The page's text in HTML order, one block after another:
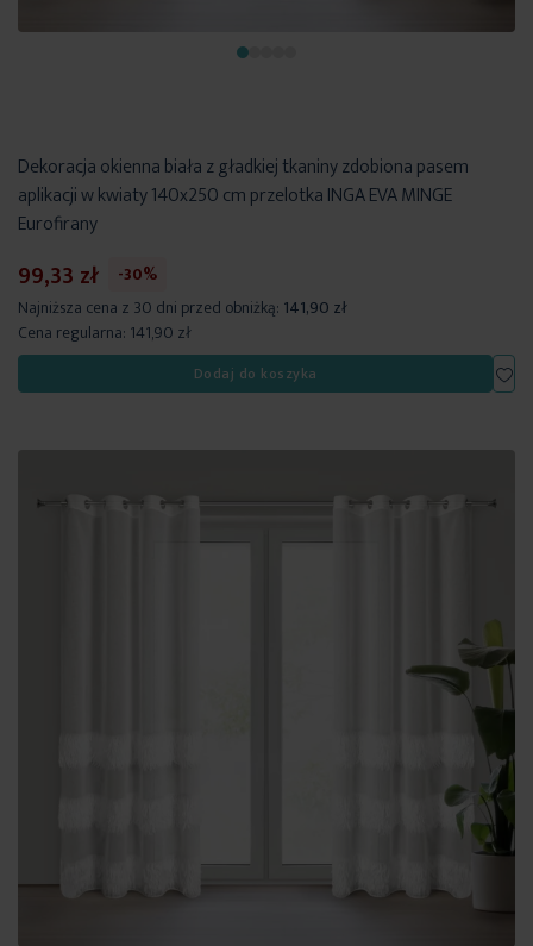
Dekoracja okienna biała z gładkiej tkaniny zdobiona pasem
aplikacji w kwiaty 140x250 cm przelotka INGA EVA MINGE
Eurofirany
99,33 zł
-30%
Najniższa cena z 30 dni przed obniżką: 141,90 zł
Cena regularna: 141,90 zł
Dodaj do koszyka